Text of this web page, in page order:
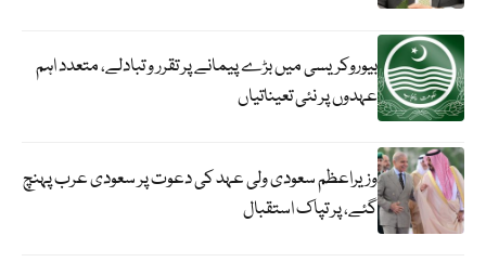
بیوروکریسی میں بڑے پیمانے پر تقرر و تبادلے، متعدد اہم
عہدوں پر نئی تعیناتیاں
وزیراعظم سعودی ولی عہد کی دعوت پر سعودی عرب پہنچ
گئے، پر تپاک استقبال